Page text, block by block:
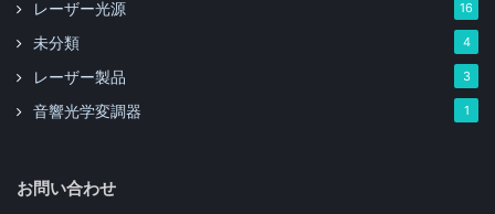
レーザー光源 16
未分類 4
レーザー製品 3
音響光学変調器 1
お問い合わせ